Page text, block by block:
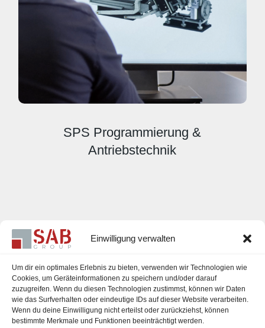
Einwilligung verwalten
Um dir ein optimales Erlebnis zu bieten, verwenden wir Technologien wie
Cookies, um Geräteinformationen zu speichern und/oder darauf
zuzugreifen. Wenn du diesen Technologien zustimmst, können wir Daten
wie das Surfverhalten oder eindeutige IDs auf dieser Website verarbeiten.
Wenn du deine Einwilligung nicht erteilst oder zurückziehst, können
bestimmte Merkmale und Funktionen beeinträchtigt werden.
SPS Programmierung &
Antriebstechnik
Karriere
Impressum